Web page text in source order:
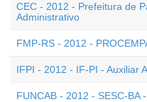
CEC - 2012 - Prefeitura de
Administrativo
FMP-RS - 2012 -
IFPI - 2012 - IF-PI - Auxiliar
FUNCAB - 2012 - SESC-BA